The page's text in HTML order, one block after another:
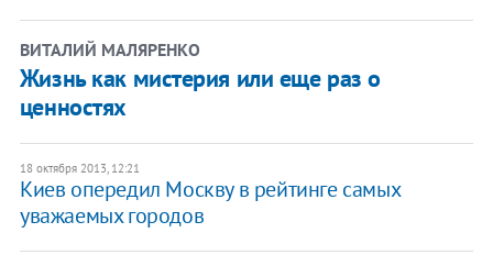
ВИТАЛИЙ МАЛЯРЕНКО
Жизнь как мистерия или еще раз о
ценностях
18 октября 2013, 12:21
Киев опередил Москву в рейтинге самых
уважаемых городов